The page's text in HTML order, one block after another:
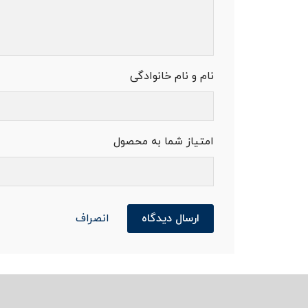
نام و نام خانوادگی
امتیاز شما به محصول
ارسال دیدگاه انصراف